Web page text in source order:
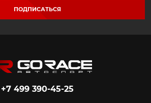
ПОДПИСАТЬСЯ
+7 499 390-45-25